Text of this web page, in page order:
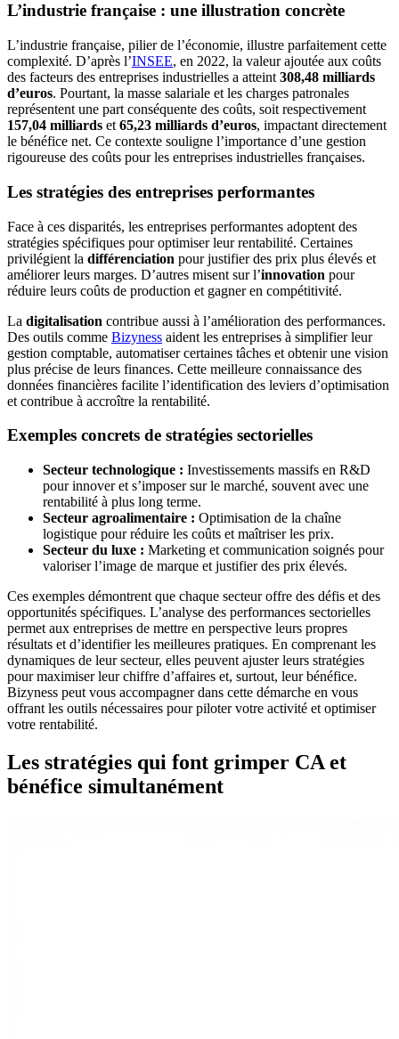
L’industrie française : une illustration concrète
L’industrie française, pilier de l’économie, illustre parfaitement cette
complexité. D’après l’INSEE, en 2022, la valeur ajoutée aux coûts
des facteurs des entreprises industrielles a atteint 308,48 milliards
d’euros. Pourtant, la masse salariale et les charges patronales
représentent une part conséquente des coûts, soit respectivement
157,04 milliards et 65,23 milliards d’euros, impactant directement
le bénéfice net. Ce contexte souligne l’importance d’une gestion
rigoureuse des coûts pour les entreprises industrielles françaises.
Les stratégies des entreprises performantes
Face à ces disparités, les entreprises performantes adoptent des
stratégies spécifiques pour optimiser leur rentabilité. Certaines
privilégient la différenciation pour justifier des prix plus élevés et
améliorer leurs marges. D’autres misent sur l’innovation pour
réduire leurs coûts de production et gagner en compétitivité.
La digitalisation contribue aussi à l’amélioration des performances.
Des outils comme Bizyness aident les entreprises à simplifier leur
gestion comptable, automatiser certaines tâches et obtenir une vision
plus précise de leurs finances. Cette meilleure connaissance des
données financières facilite l’identification des leviers d’optimisation
et contribue à accroître la rentabilité.
Exemples concrets de stratégies sectorielles
Secteur technologique : Investissements massifs en R&D
pour innover et s’imposer sur le marché, souvent avec une
rentabilité à plus long terme.
Secteur agroalimentaire : Optimisation de la chaîne
logistique pour réduire les coûts et maîtriser les prix.
Secteur du luxe : Marketing et communication soignés pour
valoriser l’image de marque et justifier des prix élevés.
Ces exemples démontrent que chaque secteur offre des défis et des
opportunités spécifiques. L’analyse des performances sectorielles
permet aux entreprises de mettre en perspective leurs propres
résultats et d’identifier les meilleures pratiques. En comprenant les
dynamiques de leur secteur, elles peuvent ajuster leurs stratégies
pour maximiser leur chiffre d’affaires et, surtout, leur bénéfice.
Bizyness peut vous accompagner dans cette démarche en vous
offrant les outils nécessaires pour piloter votre activité et optimiser
votre rentabilité.
Les stratégies qui font grimper CA et
bénéfice simultanément